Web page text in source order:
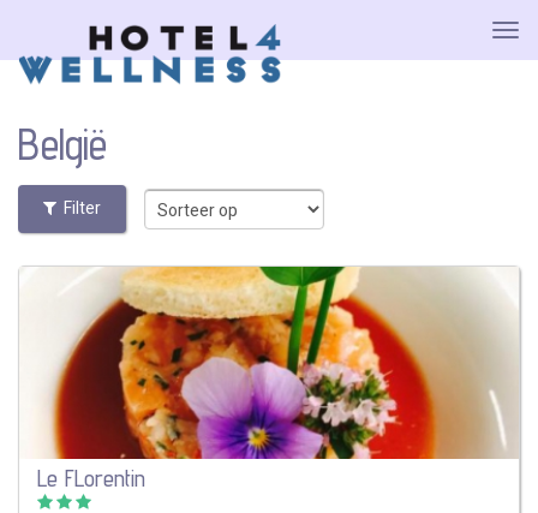
België
Filter
Le FLorentin